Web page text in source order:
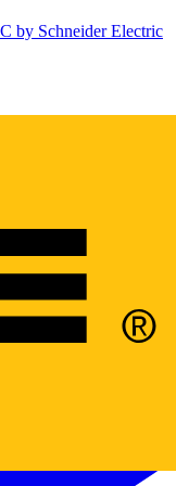
by Schneider Electric